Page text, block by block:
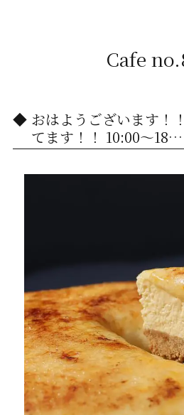
Cafe
おはようございます！
てます！！ 10:00〜18…